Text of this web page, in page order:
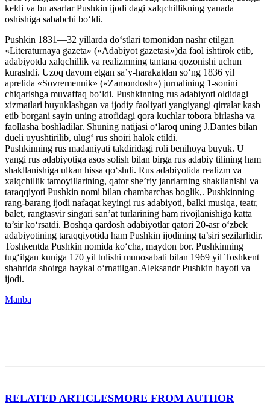
keldi va bu asarlar Pushkin ijodi dagi xalqchillikning yanada
oshishiga sababchi bo‘ldi.
Pushkin 1831—32 yillarda do‘stlari tomonidan nashr etilgan
«Literaturnaya gazeta» («Adabiyot gazetasi»)da faol ishtirok etib,
adabiyotda xalqchillik va realizmning tantana qozonishi uchun
kurashdi. Uzoq davom etgan sa’y-harakatdan so‘ng 1836 yil
aprelida «Sovremennik» («Zamondosh») jurnalining 1-sonini
chiqarishga muvaffaq bo‘ldi. Pushkinning rus adabiyoti oldidagi
xizmatlari buyuklashgan va ijodiy faoliyati yangiyangi qirralar kasb
etib borgani sayin uning atrofidagi qora kuchlar tobora birlasha va
faollasha boshladilar. Shuning natijasi o‘laroq uning J.Dantes bilan
dueli uyushtirilib, ulug‘ rus shoiri halok etildi.
Pushkinning rus madaniyati takdiridagi roli benihoya buyuk. U
yangi rus adabiyotiga asos solish bilan birga rus adabiy tilining ham
shakllanishiga ulkan hissa qo‘shdi. Rus adabiyotida realizm va
xalqchillik tamoyillarining, qator she’riy janrlarning shakllanishi va
taraqqiyoti Pushkin nomi bilan chambarchas boglik,. Pushkinning
rang-barang ijodi nafaqat keyingi rus adabiyoti, balki musiqa, teatr,
balet, rangtasvir singari san’at turlarining ham rivojlanishiga katta
ta’sir ko‘rsatdi. Boshqa qardosh adabiyotlar qatori 20-asr o‘zbek
adabiyotining taraqqiyotida ham Pushkin ijodining ta’siri sezilarlidir.
Toshkentda Pushkin nomida ko‘cha, maydon bor. Pushkinning
tug‘ilgan kuniga 170 yil tulishi munosabati bilan 1969 yil Toshkent
shahrida shoirga haykal o‘rnatilgan.Aleksandr Pushkin hayoti va
ijodi.
Manba
RELATED ARTICLESMORE FROM AUTHOR